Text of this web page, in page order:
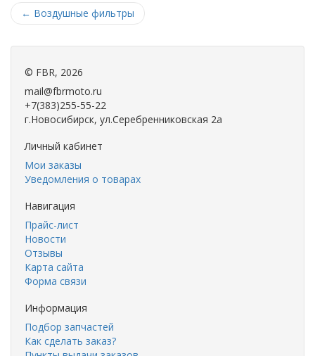
← Воздушные фильтры
© FBR, 2026
mail@fbrmoto.ru
+7(383)255-55-22
г.Новосибирск, ул.Серебренниковская 2а
Личный кабинет
Мои заказы
Уведомления о товарах
Навигация
Прайс-лист
Новости
Отзывы
Карта сайта
Форма связи
Информация
Подбор запчастей
Как сделать заказ?